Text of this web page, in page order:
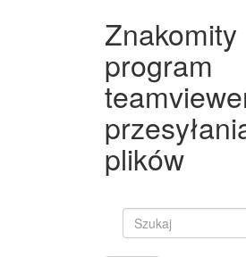
Znakomity
program
plików